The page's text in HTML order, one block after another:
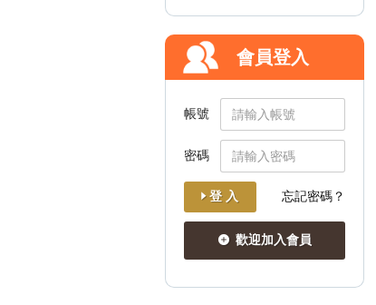
會員登入
帳號
密碼
登 入 忘記密碼？
歡迎加入會員